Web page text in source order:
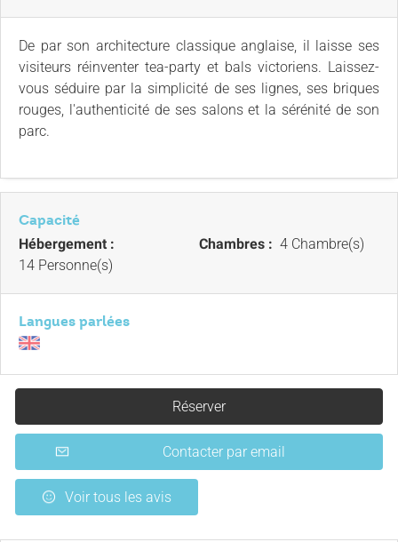
De par son architecture classique anglaise, il laisse ses
visiteurs réinventer tea-party et bals victoriens. Laissez-
vous séduire par la simplicité de ses lignes, ses briques
rouges, l'authenticité de ses salons et la sérénité de son
parc.
Capacité
Hébergement :
14 Personne(s)
Chambres : 4 Chambre(s)
Langues parlées
Réserver
Contacter par email
Voir tous les avis